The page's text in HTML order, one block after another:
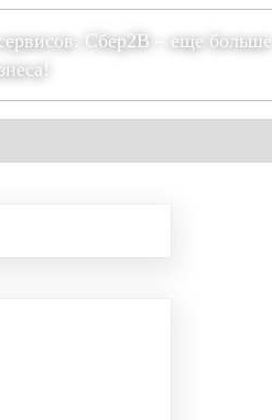
Сбер2В – еще больше